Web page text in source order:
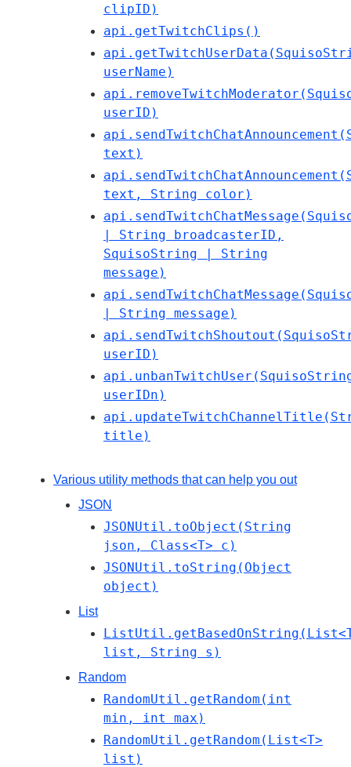
clipID)
api.getTwitchClips()
userName)
userID)
text)
text, String color)
| String broadcasterID,
SquisoString | String
message)
| String message)
userID)
userIDn)
title)
Various utility methods that can help you out
JSON
JSONUtil.toObject(String
json, Class<T> c)
JSONUtil.toString(Object
object)
List
list, String s)
Random
RandomUtil.getRandom(int
min, int max)
RandomUtil.getRandom(List<T>
list)